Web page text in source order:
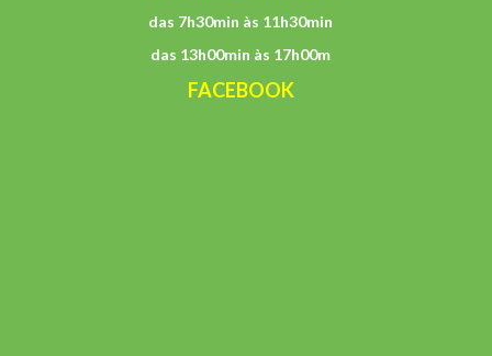
das 7h30min às 11h30min
das 13h00min às 17h00m
FACEBOOK